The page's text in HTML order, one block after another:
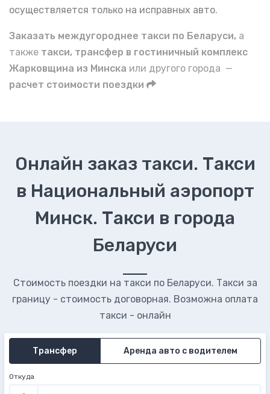
осуществляется только на исправных авто.
Заказать междугороднее такси по Беларуси, а
также такси, трансфер в гостиничный комплекс
Жарковщина из Минска или другого города —
расчет стоимости поездки
Онлайн заказ такси. Такси
в Национальный аэропорт
Минск. Такси в города
Беларуси
Стоимость поездки на такси по Беларуси. Такси за
границу - стоимость договорная. Возможна оплата
такси - онлайн
Трансфер Аренда авто с водителем
Откуда